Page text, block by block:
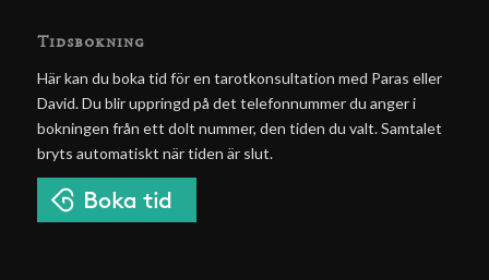
Tidsbokning
Här kan du boka tid för en tarotkonsultation med Paras eller
David. Du blir uppringd på det telefonnummer du anger i
bokningen från ett dolt nummer, den tiden du valt. Samtalet
bryts automatiskt när tiden är slut.